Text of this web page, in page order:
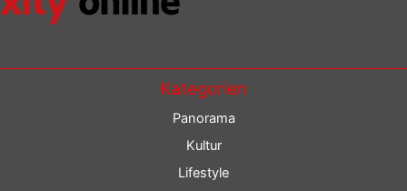
Kategorien
Panorama
Kultur
Lifestyle